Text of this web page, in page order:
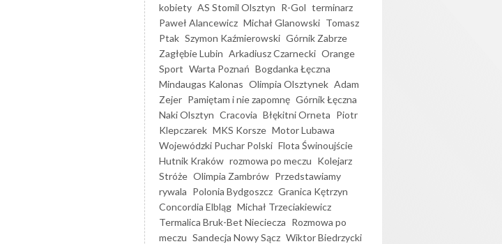
kobiety AS Stomil Olsztyn R-Gol terminarz
Paweł Alancewicz Michał Glanowski Tomasz
Ptak Szymon Kaźmierowski Górnik Zabrze
Zagłębie Lubin Arkadiusz Czarnecki Orange
Sport Warta Poznań Bogdanka Łęczna
Mindaugas Kalonas Olimpia Olsztynek Adam
Zejer Pamiętam i nie zapomnę Górnik Łęczna
Naki Olsztyn Cracovia Błękitni Orneta Piotr
Klepczarek MKS Korsze Motor Lubawa
Wojewódzki Puchar Polski Flota Świnoujście
Hutnik Kraków rozmowa po meczu Kolejarz
Stróże Olimpia Zambrów Przedstawiamy
rywala Polonia Bydgoszcz Granica Kętrzyn
Concordia Elbląg Michał Trzeciakiewicz
Termalica Bruk-Bet Nieciecza Rozmowa po
meczu Sandecja Nowy Sącz Wiktor Biedrzycki